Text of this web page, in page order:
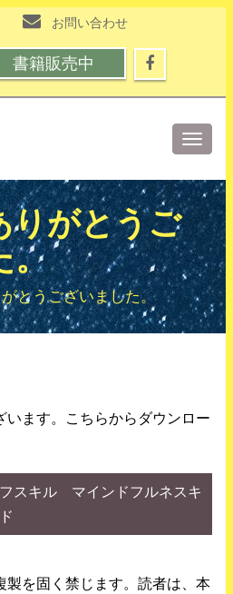
お問い合わせ
書籍販売中
Toggle
りがとうご
。
とうございました。
います。こちらからダウンロー
スキル マインドフルネスキ
を固く禁じます。読者は、本